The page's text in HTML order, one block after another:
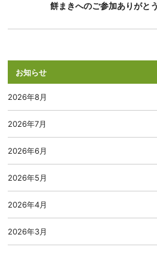
餅まきへのご参加ありがと
お知らせ
2026年8月
2026年7月
2026年6月
2026年5月
2026年4月
2026年3月